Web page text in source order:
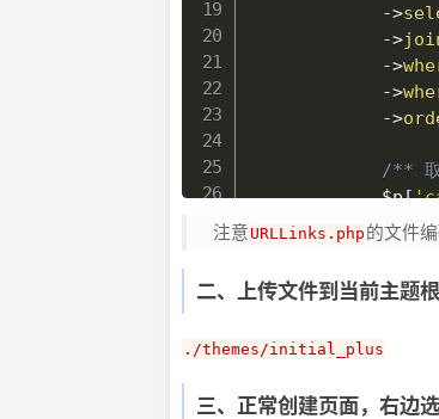
->
->
->
->
->
/** 取
$p[
//去掉
}
注意 URLLinks.php 的文件
二、上传文件到当前主题
./themes/initial_plus
三、正常创建页面，右边